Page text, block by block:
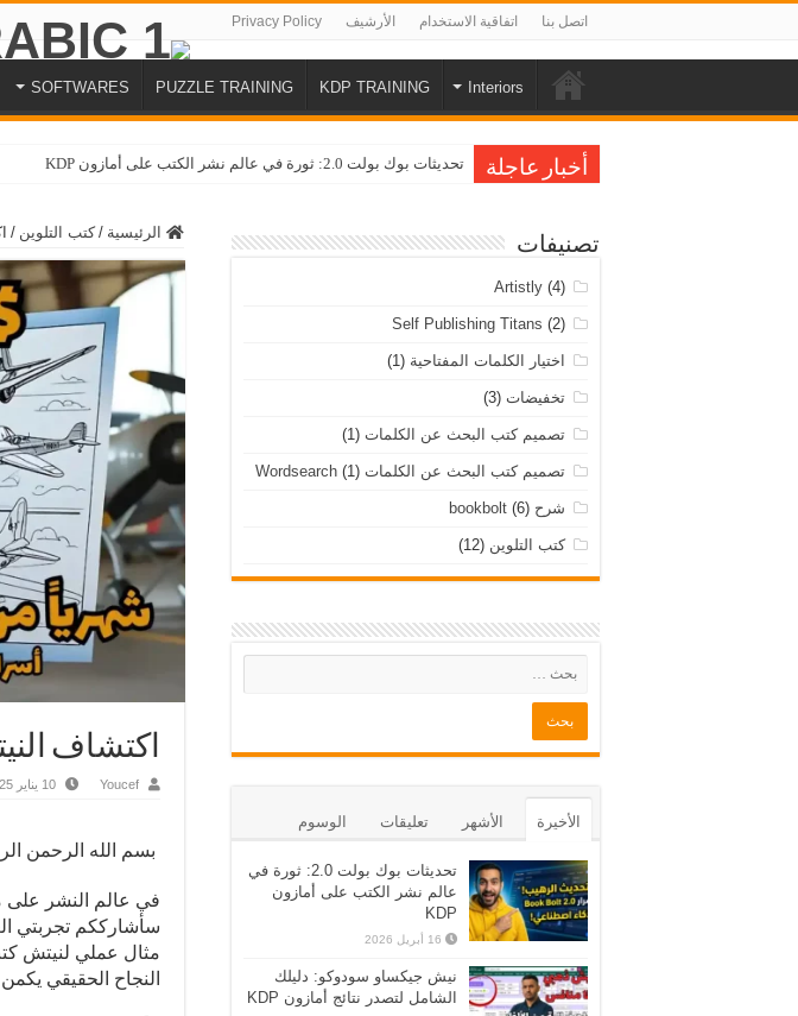
اتصل بنا اتفاقية الاستخدام الأرشيف Privacy Policy
Interiors
KDP TRAINING
PUZZLE TRAINING
SOFTWARES
أخبار عاجلة تحديثات بوك بولت 2.0: ثورة في عالم نشر الكتب على أمازون KDP
الرئيسية / كتب التلوين /
اكتشاف
Youcef 10 يناير 2025
بسم الله الرحمن
في عالم النشر على
سأشارككم تجربتي
مثال عملي لنيتش
النجاح الحقيقي
تصنيفات
Artistly (4)
Self Publishing Titans (2)
اختيار الكلمات المفتاحية (1)
تخفيضات(3)
تصميم كتب البحث عن الكلمات(1)
تصميم كتب البحث عن الكلمات Wordsearch (1)
شرح bookbolt (6)
كتب التلوين (12)
الأخيرة الأشهر تعليقات الوسوم
تحديثات بوك بولت 2.0: ثورة في
عالم نشر الكتب على أمازون
KDP
16 أبريل 2026
نيش جيكساو سودوكو: دليلك
الشامل لتصدر نتائج أمازون KDP